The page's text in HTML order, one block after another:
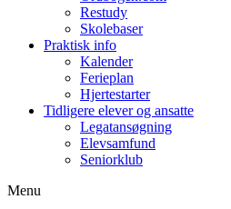
Restudy
Skolebaser
Praktisk info
Kalender
Ferieplan
Hjertestarter
Tidligere elever og ansatte
Legatansøgning
Elevsamfund
Seniorklub
Menu